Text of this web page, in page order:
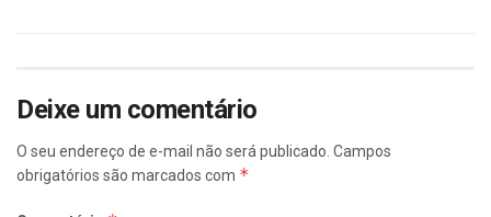
Deixe um comentário
O seu endereço de e-mail não será publicado. Campos
obrigatórios são marcados com *